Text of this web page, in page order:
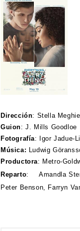
Dirección: Stella Meghie
Guion:J. Mills Goodloe
Fotografía:
Igor Jadue-
Música: Ludwig
Productora: Metro-
Reparto:Amandla
Peter Benson, Farryn